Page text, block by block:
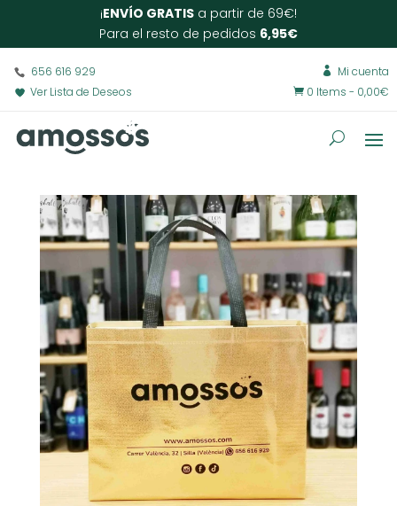
¡ENVÍO GRATIS a partir de 69€!
Para el resto de pedidos 6,95€
656 616 929
Ver Lista de Deseos
 Mi cuenta
 0 Items - 0,00€